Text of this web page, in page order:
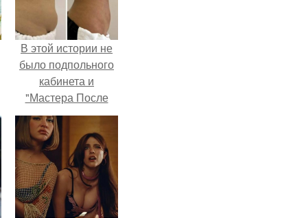
В этой истории не
было подпольного
кабинета и
"Мастера После
Двухнедельных
Курсов".